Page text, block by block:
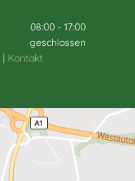
08:00 - 17:00
geschlossen
| Kontakt